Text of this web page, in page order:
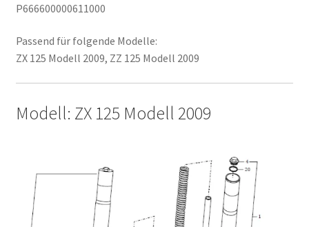
P666600000611000
Passend für folgende Modelle:
ZX 125 Modell 2009, ZZ 125 Modell 2009
Modell: ZX 125 Modell 2009